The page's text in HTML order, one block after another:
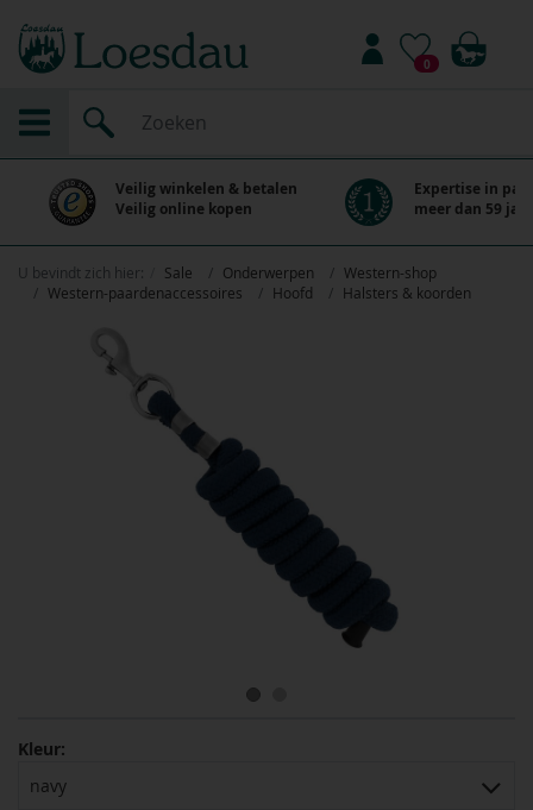
0
Veilig winkelen & betalen
Veilig online kopen
Expertise in
meer dan 59
U bevindt zich hier: Sale Onderwerpen
Western-shop
Western-paardenaccessoires
Hoofd Halsters & koorden
Kleur:
navy